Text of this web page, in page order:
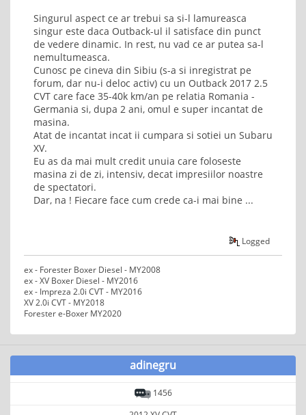
Singurul aspect ce ar trebui sa si-l lamureasca
singur este daca Outback-ul il satisface din punct
de vedere dinamic. In rest, nu vad ce ar putea sa-l
nemultumeasca.
Cunosc pe cineva din Sibiu (s-a si inregistrat pe
forum, dar nu-i deloc activ) cu un Outback 2017 2.5
CVT care face 35-40k km/an pe relatia Romania -
Germania si, dupa 2 ani, omul e super incantat de
masina.
Atat de incantat incat ii cumpara si sotiei un Subaru
XV.
Eu as da mai mult credit unuia care foloseste
masina zi de zi, intensiv, decat impresiilor noastre
de spectatori.
Dar, na ! Fiecare face cum crede ca-i mai bine ...
Logged
ex - Forester Boxer Diesel - MY2008
ex - XV Boxer Diesel - MY2016
ex - Impreza 2.0i CVT - MY2016
XV 2.0i CVT - MY2018
Forester e-Boxer MY2020
adinegru
1456